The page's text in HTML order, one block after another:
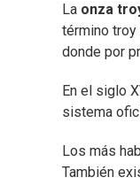
La onza
término
donde por
En el siglo
sistema
Los más
También